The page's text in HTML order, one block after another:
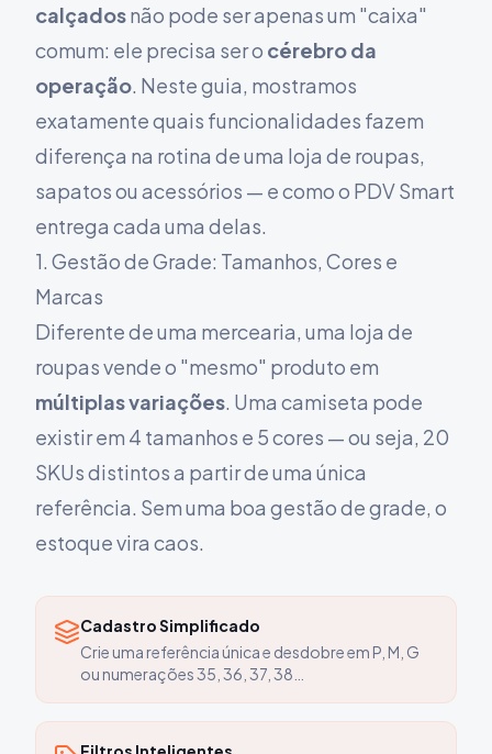
calçadosnão pode ser apenas um "caixa"
comum: ele precisa ser o cérebro da
operação. Neste guia, mostramos
exatamente quais funcionalidades fazem
diferença na rotina de uma loja de roupas,
sapatos ou acessórios — e como o PDV Smart
entrega cada uma delas.
1. Gestão de Grade: Tamanhos, Cores e
Marcas
Diferente de uma mercearia, uma loja de
roupas vende o "mesmo" produto em
múltiplas variações. Uma camiseta pode
existir em 4 tamanhos e 5 cores — ou seja, 20
SKUs distintos a partir de uma única
referência. Sem uma boa gestão de grade, o
estoque vira caos.
Cadastro Simplificado
Crie uma referência única e desdobre em P, M, G
ou numerações 35, 36, 37, 38…